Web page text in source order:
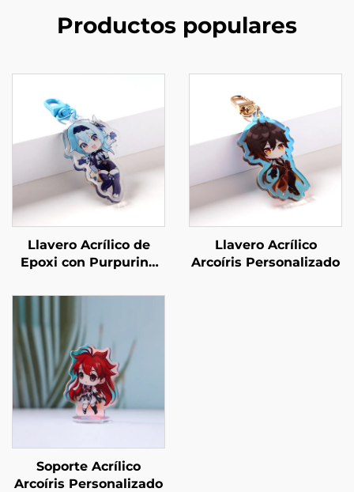
Productos populares
Llavero Acrílico de
Epoxi con Purpurina
Llavero Acrílico
Arcoíris Personalizado
Soporte Acrílico
Arcoíris Personalizado